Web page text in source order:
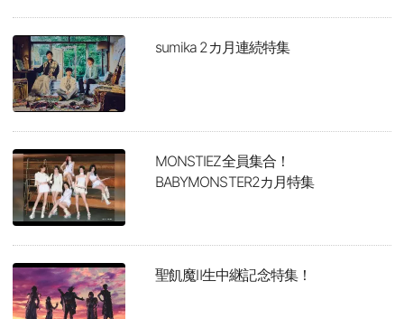
sumika 2カ月連続特集
MONSTIEZ全員集合！
BABYMONSTER2カ月特集
聖飢魔Ⅱ生中継記念特集！